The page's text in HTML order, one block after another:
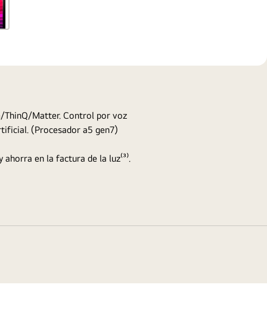
ThinQ/Matter. Control por voz
(Procesador a5 gen7)
en la factura de la luz⁽³⁾.